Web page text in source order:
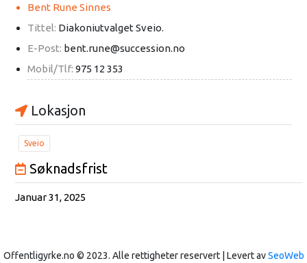
Bent Rune Sinnes
Tittel: Diakoniutvalget Sveio.
E-Post: bent.rune@succession.no
Mobil/Tlf: 975 12 353
Lokasjon
Sveio
Søknadsfrist
Januar 31, 2025
Offentligyrke.no © 2023. Alle rettigheter reservert | Levert avSeoWeb